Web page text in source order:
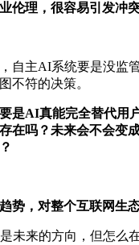
伦理，很容易引发冲突
自主AI系统要是没监
不符的决策。
是AI真能完全替代用
在吗？未来会不会变
势，对整个互联网生
未来的方向，但怎么